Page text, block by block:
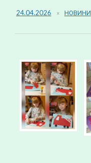
24.04.2026 НОВИНИ